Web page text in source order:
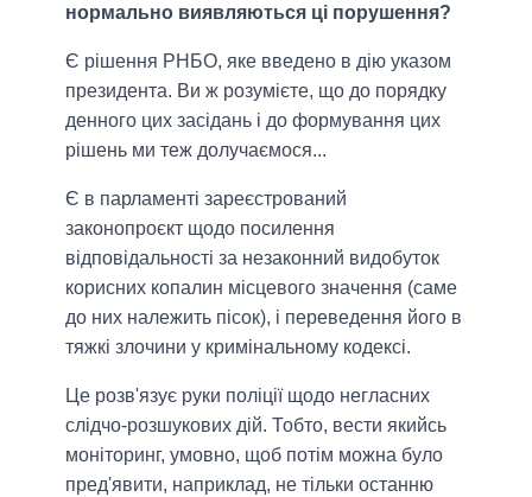
нормально виявляються ці порушення?
Є рішення РНБО, яке введено в дію указом
президента. Ви ж розумієте, що до порядку
денного цих засідань і до формування цих
рішень ми теж долучаємося...
Є в парламенті зареєстрований
законопроєкт щодо посилення
відповідальності за незаконний видобуток
корисних копалин місцевого значення (саме
до них належить пісок), і переведення його в
тяжкі злочини у кримінальному кодексі.
Це розв'язує руки поліції щодо негласних
слідчо-розшукових дій. Тобто, вести якийсь
моніторинг, умовно, щоб потім можна було
пред'явити, наприклад, не тільки останню